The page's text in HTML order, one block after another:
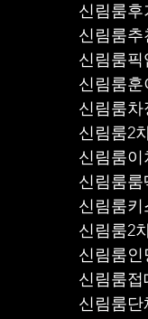
신림룸후
신림룸추
신림룸
신림룸차
신림룸2
신림룸이
신림룸룸
신림룸키
신림룸2
신림룸인
신림룸접
신림룸단